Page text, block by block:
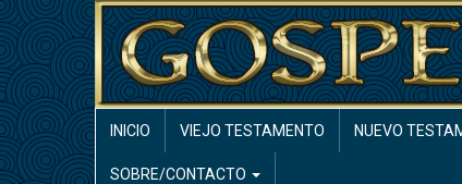
Pasar
al
contenido
principal
NAVIGATION
INICIO VIEJO TESTAMENTO NUEVO
SOBRE/CONTACTO